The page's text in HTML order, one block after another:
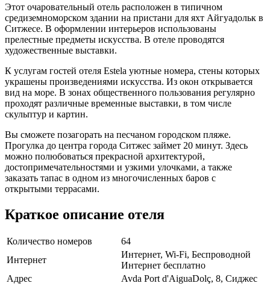
Этот очаровательный отель расположен в типичном
средиземноморском здании на пристани для яхт Айгуадольк в
Ситжесе. В оформлении интерьеров использованы
прелестные предметы искусства. В отеле проводятся
художественные выставки.
К услугам гостей отеля Estela уютные номера, стены которых
украшены произведениями искусства. Из окон открывается
вид на море. В зонах общественного пользования регулярно
проходят различные временные выставки, в том числе
скульптур и картин.
Вы сможете позагорать на песчаном городском пляже.
Прогулка до центра города Ситжес займет 20 минут. Здесь
можно полюбоваться прекрасной архитектурой,
достопримечательностями и узкими улочками, а также
заказать тапас в одном из многочисленных баров с
открытыми террасами.
Краткое описание отеля
Количество номеров
64
Интернет
Интернет, Wi-Fi, Беспроводной
Интернет бесплатно
Адрес
Avda Port d'AiguaDolç, 8, Сиджес